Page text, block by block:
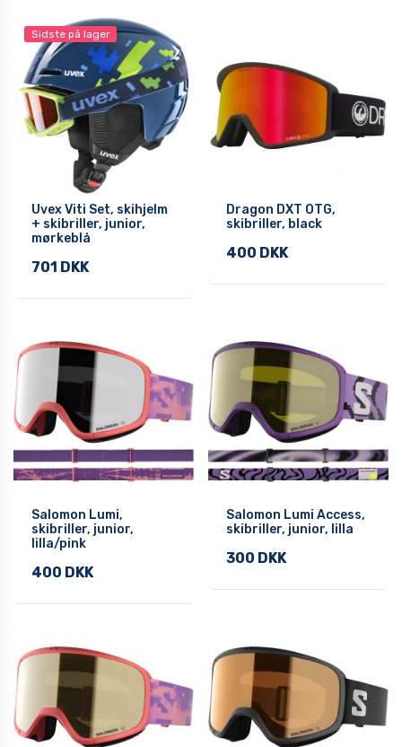
Sidste på lager
Uvex Viti Set, skihjelm
+ skibriller, junior,
mørkeblå
701 DKK
Dragon DXT OTG,
skibriller, black
400 DKK
Salomon Lumi,
skibriller, junior,
lilla/pink
400 DKK
Salomon Lumi Access,
skibriller, junior, lilla
300 DKK